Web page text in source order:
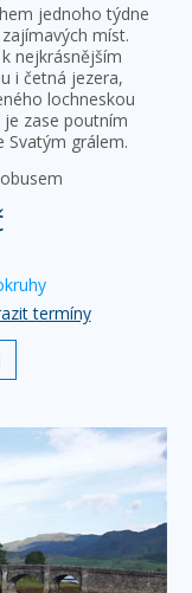
jednoho týdne
míst.
nejkrásnějším
i četná jezera,
lochneskou
je zase poutním
Svatým grálem.
termíny